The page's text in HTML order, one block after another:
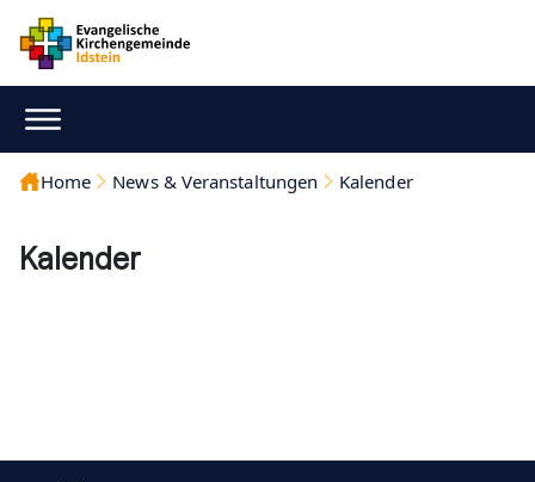
Home News & Veranstaltungen Kalender
Kalender